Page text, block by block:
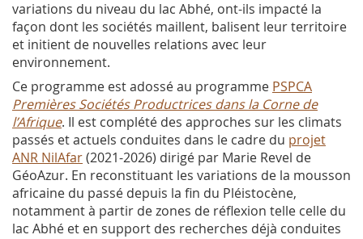
variations du niveau du lac Abhé, ont-ils impacté la
façon dont les sociétés maillent, balisent leur territoire
et initient de nouvelles relations avec leur
environnement.
Ce programme est adossé au programme PSPCA
Premières Sociétés Productrices dans la Corne de
l’Afrique. Il est complété des approches sur les climats
passés et actuels conduites dans le cadre du projet
ANR NilAfar(2021-2026) dirigé par Marie Revel de
GéoAzur. En reconstituant les variations de la mousson
africaine du passé depuis la fin du Pléistocène,
notamment à partir de zones de réflexion telle celle du
lac Abhé et en support des recherches déjà conduites